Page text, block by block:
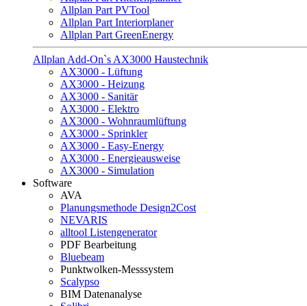
Allplan Part PVTool
Allplan Part Interiorplaner
Allplan Part GreenEnergy
Allplan Add-On`s AX3000 Haustechnik
AX3000 - Lüftung
AX3000 - Heizung
AX3000 - Sanitär
AX3000 - Elektro
AX3000 - Wohnraumlüftung
AX3000 - Sprinkler
AX3000 - Easy-Energy
AX3000 - Energieausweise
AX3000 - Simulation
Software
AVA
Planungsmethode Design2Cost
NEVARIS
alltool Listengenerator
PDF Bearbeitung
Bluebeam
Punktwolken-Messsystem
Scalypso
BIM Datenanalyse